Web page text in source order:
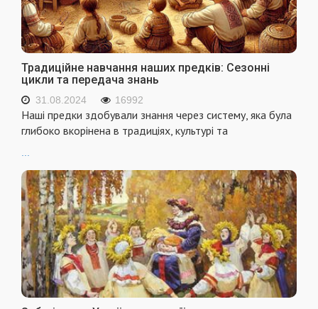
Традиційне навчання наших предків: Сезонні
цикли та передача знань
31.08.2024 16992
Наші предки здобували знання через систему, яка була
глибоко вкорінена в традиціях, культурі та